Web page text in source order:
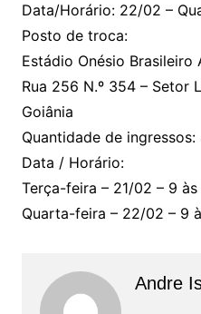
Data/Horário: 22/02 –
Posto de troca:
Estádio Onésio Brasileiro
Rua 256 N.º 354 – Setor
Goiânia
Quantidade de ingressos:
Data / Horário:
Terça-feira – 21/02 – 9 às
Quarta-feira – 22/02 – 9
Andre